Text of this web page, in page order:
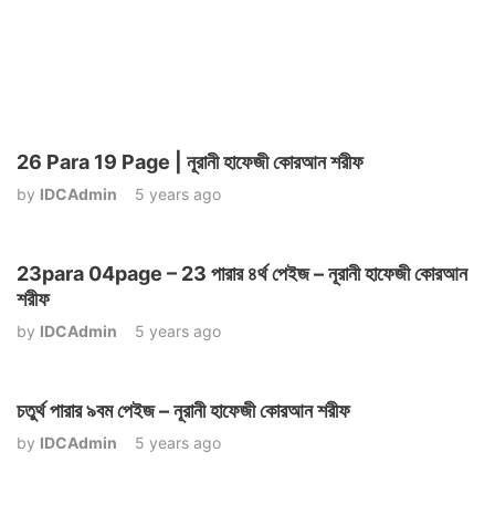
26 Para 19 Page | নূরানী হাফেজী কোরআন শরীফ
by IDCAdmin 5 years ago
23para 04page – 23 পারার ৪র্থ পেইজ – নূরানী হাফেজী কোরআন
শরীফ
by IDCAdmin 5 years ago
চতুর্থ পারার ৯বম পেইজ – নূরানী হাফেজী কোরআন শরীফ
by IDCAdmin 5 years ago